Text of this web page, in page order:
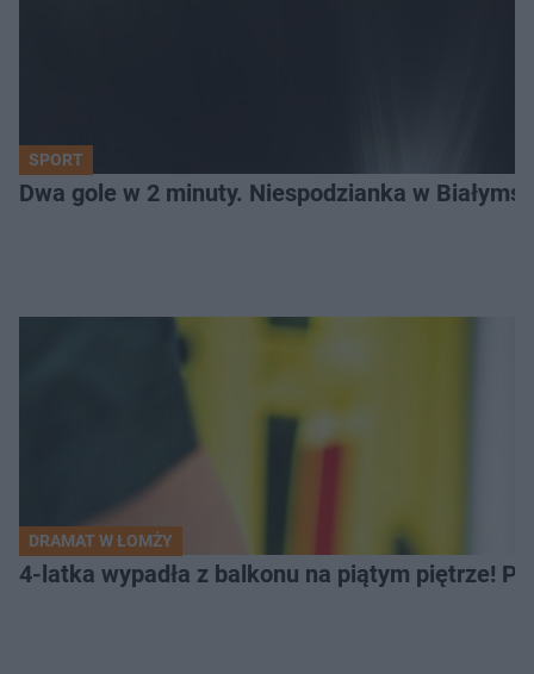
SPORT
Dwa gole w 2 minuty. Niespodzianka w
DRAMAT W ŁOMŻY
4-latka wypadła z balkonu na piątym piętrze!